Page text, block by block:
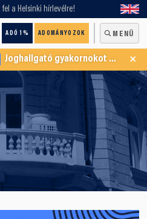
fel a Helsinki hírlevélre!
ADÓ 1% ADOMÁNYOZOK MENÜ
Joghallgató gyakornokot keresünk Menekültügyi Programunkba ×